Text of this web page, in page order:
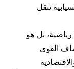
تنقل
بل هو
القوى